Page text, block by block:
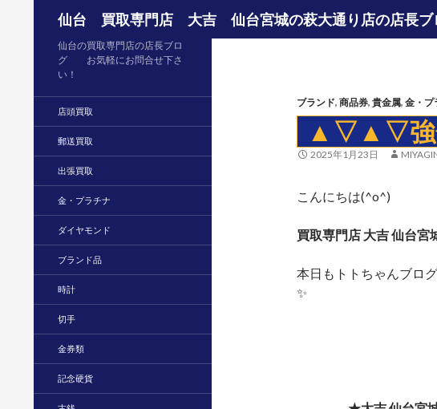
仙台 買取専門店 大吉 仙台宮城の萩大通り店の店長ブ
検索
ブランド,商品券,貴金属,金・プ
▲▽▲▽
2025年1月23日
こんにちは(^o^)
買取専門店 大吉 仙台宮
本日もトトちゃんブロ
✨
仙台の買取専門店の店長ブロ
グ お気軽にお問合せ下さ
い！
店頭買取
郵送買取
出張買取
金・プラチナ
ダイヤモンド
ブランド品
時計
切手
金券類
記念硬貨